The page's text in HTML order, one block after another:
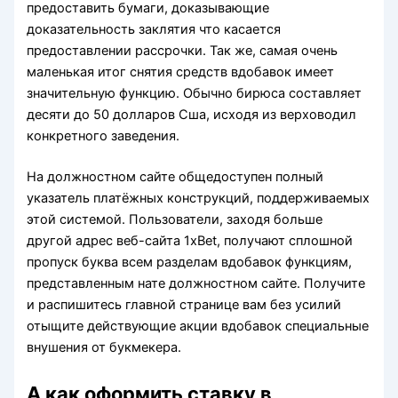
предоставить бумаги, доказывающие
доказательность заклятия что касается
предоставлении рассрочки.Так же, самая очень
маленькая итог снятия средств вдобавок имеет
значительную функцию. Обычно бирюса составляет
десяти до 50 долларов Сша, исходя из верховодил
конкретного заведения.
На должностном сайте общедоступен полный
указатель платёжных конструкций, поддерживаемых
этой системой. Пользователи, заходя больше
другой адрес веб-сайта 1xBet, получают сплошной
пропуск буква всем разделам вдобавок функциям,
представленным нате должностном сайте. Получите
и распишитесь главной странице вам без усилий
отыщите действующие акции вдобавок специальные
внушения от букмекера.
А как оформить ставку в